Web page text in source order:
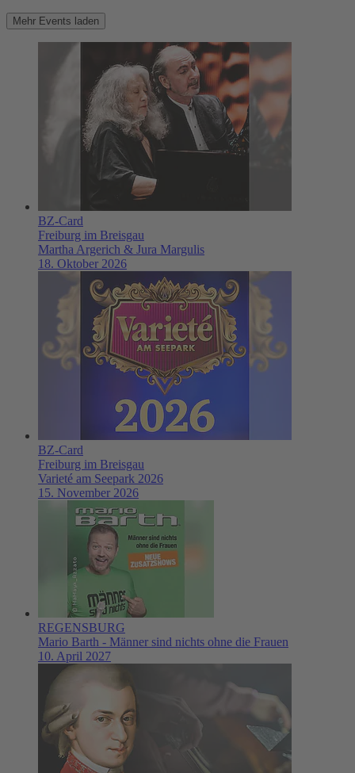
Mehr Events laden
BZ-Card
Freiburg im Breisgau
Martha Argerich & Jura Margulis
18. Oktober 2026
BZ-Card
Freiburg im Breisgau
Varieté am Seepark 2026
15. November 2026
REGENSBURG
Mario Barth - Männer sind nichts ohne die Frauen
10. April 2027